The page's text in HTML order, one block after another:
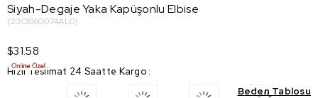
Siyah-Degaje Yaka Kapüşonlu Elbise
(23OB60074AL0)
$31.58
Hızlı Teslimat 24 Saatte Kargo :
Beden Tablosu